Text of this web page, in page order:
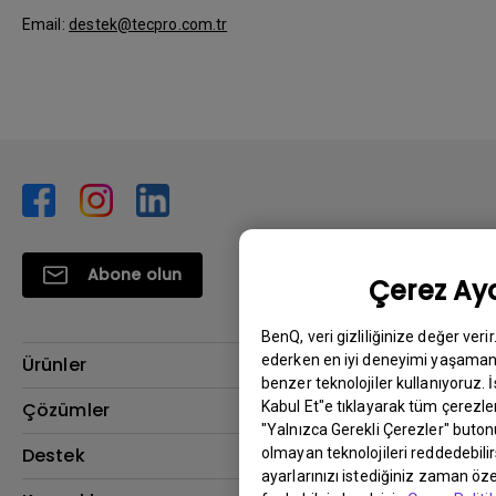
Çerez
BenQ, veri gizliliğinize değer
ederken en iyi deneyimi
benzer teknolojiler kullanıyoruz.
Kabul Et"e tıklayarak tüm
"Yalnızca Gerekli Çerezler"
olmayan teknolojileri
ayarlarınızı istediğiniz zaman
Email: destek@tecpro.com.tr
Abone olun
Ürünler
Projektör
Çözümler
BenQ AQCOLOR Elçisi
Destek